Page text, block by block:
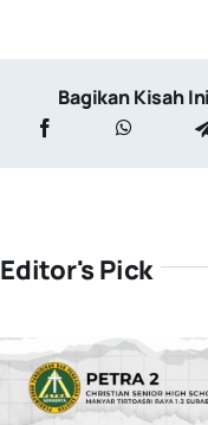
Bagikan Kisah
Editor's Pick